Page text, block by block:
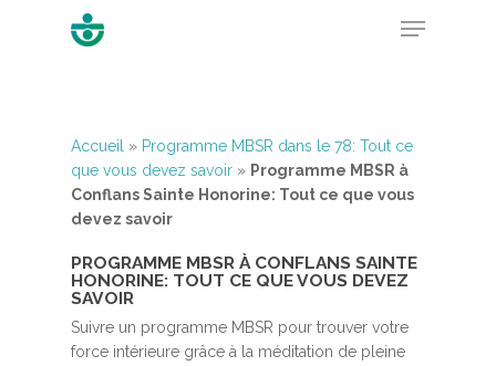
Hit enter to search or ESC to close
Accueil » Programme MBSR dans le 78: Tout ce
que vous devez savoir » Programme MBSR à
Conflans Sainte Honorine: Tout ce que vous
devez savoir
PROGRAMME MBSR À CONFLANS SAINTE
HONORINE: TOUT CE QUE VOUS DEVEZ
SAVOIR
Suivre un programme MBSR pour trouver votre
force intérieure grâce à la méditation de pleine